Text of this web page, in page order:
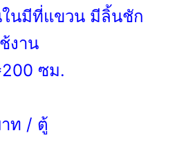
นมีที่แขวน มีลิ้นชัก
งาน
ซม.
ท / ตู้